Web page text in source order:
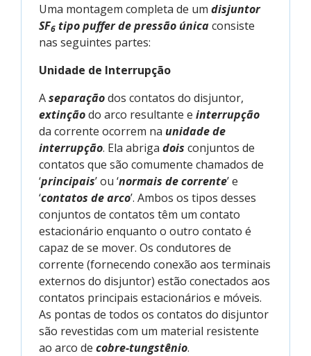
Uma montagem completa de um disjuntor
SF6 tipo puffer de pressão únicaconsiste
nas seguintes partes:
Unidade de Interrupção
Aseparaçãodos contatos do disjuntor,
extinçãodo arco resultante e interrupção
da corrente ocorrem na unidade de
interrupção. Ela abriga dois conjuntos de
contatos que são comumente chamados de
‘principais’ ou ‘normais de corrente’ e
‘contatos de arco’. Ambos os tipos desses
conjuntos de contatos têm um contato
estacionário enquanto o outro contato é
capaz de se mover. Os condutores de
corrente (fornecendo conexão aos terminais
externos do disjuntor) estão conectados aos
contatos principais estacionários e móveis.
As pontas de todos os contatos do disjuntor
são revestidas com um material resistente
ao arco de cobre-tungstênio.